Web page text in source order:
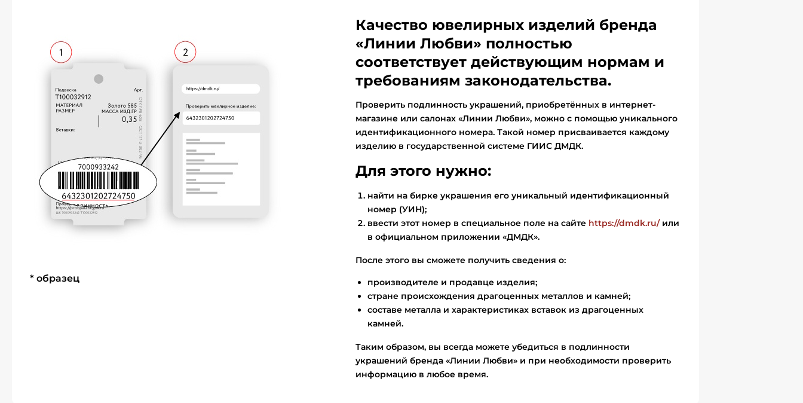
* образец
Качество ювелирных изделий бренда
«Линии Любви» полностью
соответствует действующим нормам и
требованиям законодательства.
Проверить подлинность украшений, приобретённых в интернет-
магазине или салонах «Линии Любви», можно с помощью уникального
идентификационного номера. Такой номер присваивается каждому
изделию в государственной системе ГИИС ДМДК.
Для этого нужно:
найти на бирке украшения его уникальный идентификационный
номер (УИН);
ввести этот номер в специальное поле на сайте https://dmdk.ru/или
в официальном приложении «ДМДК».
После этого вы сможете получить сведения о:
производителе и продавце изделия;
стране происхождения драгоценных металлов и камней;
составе металла и характеристиках вставок из драгоценных
камней.
Таким образом, вы всегда можете убедиться в подлинности
украшений бренда «Линии Любви» и при необходимости проверить
информацию в любое время.